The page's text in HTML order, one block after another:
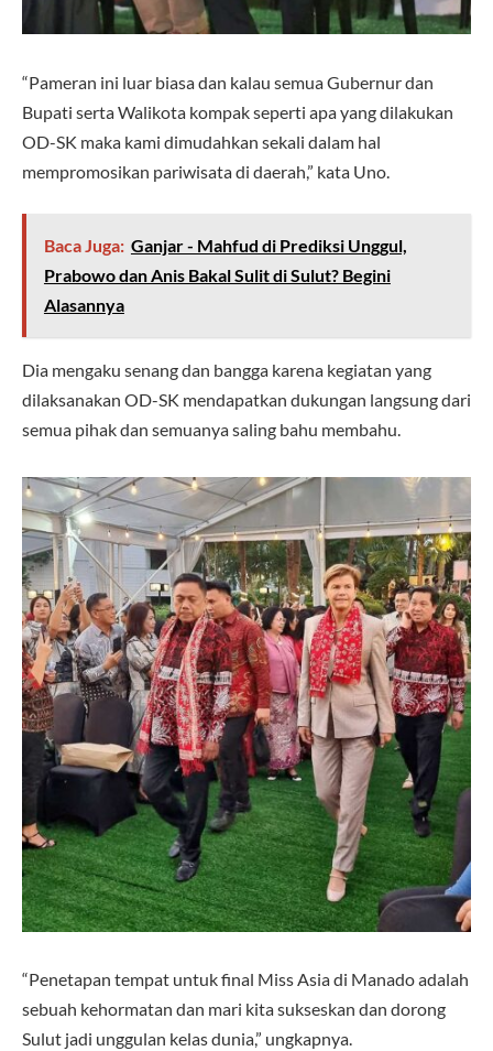
“Pameran ini luar biasa dan kalau semua Gubernur dan
Bupati serta Walikota kompak seperti apa yang dilakukan
OD-SK maka kami dimudahkan sekali dalam hal
mempromosikan pariwisata di daerah,” kata Uno.
Baca Juga: Ganjar - Mahfud di Prediksi Unggul,
Prabowo dan Anis Bakal Sulit di Sulut? Begini
Alasannya
Dia mengaku senang dan bangga karena kegiatan yang
dilaksanakan OD-SK mendapatkan dukungan langsung dari
semua pihak dan semuanya saling bahu membahu.
“Penetapan tempat untuk final Miss Asia di Manado adalah
sebuah kehormatan dan mari kita sukseskan dan dorong
Sulut jadi unggulan kelas dunia,” ungkapnya.